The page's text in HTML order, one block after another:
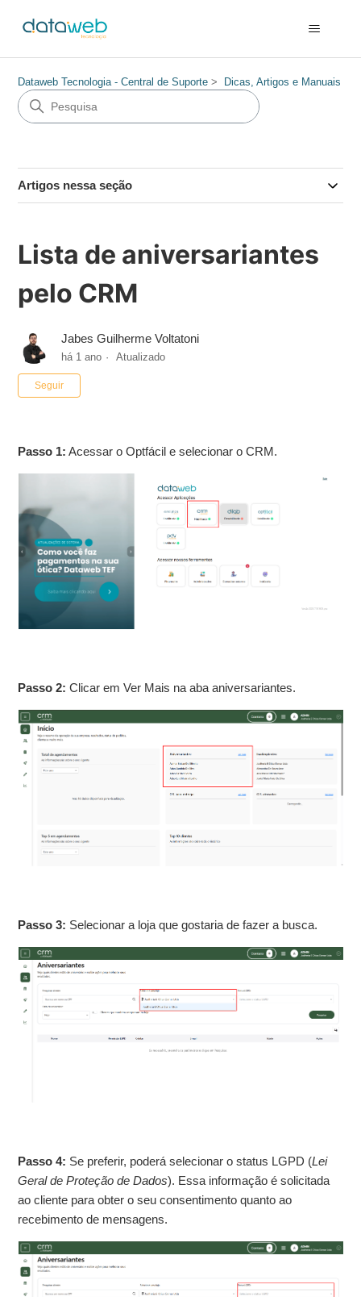
Dataweb Tecnologia - Central de Suporte Dicas, Artigos e Manuais
Artigos nessa seção
Lista de aniversariantes
pelo CRM
Jabes Guilherme Voltatoni
há 1 ano Atualizado
Seguir
Passo 1: Acessar o Optfácil e selecionar o CRM.
Passo 2: Clicar em Ver Mais na aba aniversariantes.
Passo 3: Selecionar a loja que gostaria de fazer a busca.
Passo 4: Se preferir, poderá selecionar o status LGPD (Lei
Geral de Proteção de Dados). Essa informação é solicitada
ao cliente para obter o seu consentimento quanto ao
recebimento de mensagens.